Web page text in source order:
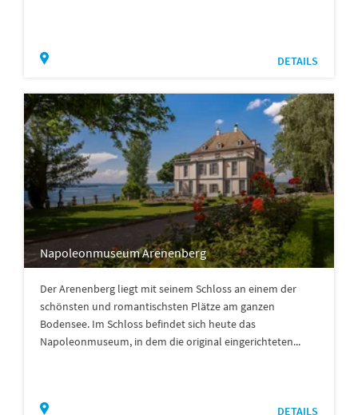
DETAILS
Napoleonmuseum Arenenberg
Der Arenenberg liegt mit seinem Schloss an einem der
schönsten und romantischsten Plätze am ganzen
Bodensee. Im Schloss befindet sich heute das
Napoleonmuseum, in dem die original eingerichteten...
DETAILS